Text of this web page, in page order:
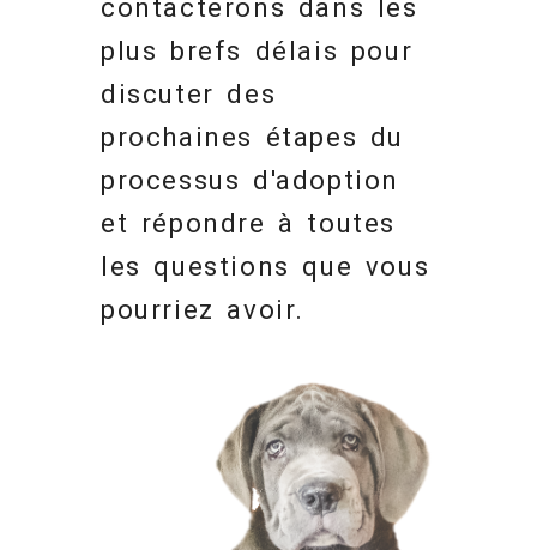
contacterons dans les
plus brefs délais pour
discuter des
prochaines étapes du
processus d'adoption
et répondre à toutes
les questions que vous
pourriez avoir.